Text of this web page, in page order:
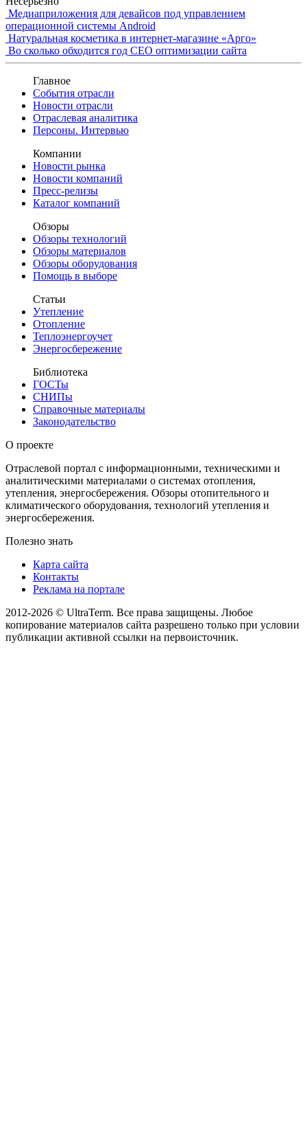
Медиаприложения для девайсов под управлением
операционной системы Android
Натуральная косметика в интернет-магазине «Арго»
Во сколько обходится год СЕО оптимизации сайта
Главное
События отрасли
Новости отрасли
Отраслевая аналитика
Персоны. Интервью
Компании
Новости рынка
Новости компаний
Пресс-релизы
Каталог компаний
Обзоры
Обзоры технологий
Обзоры материалов
Обзоры оборудования
Помощь в выборе
Статьи
Утепление
Отопление
Теплоэнергоучет
Энергосбережение
Библиотека
ГОСТы
СНИПы
Справочные материалы
Законодательство
О проекте
Отраслевой портал с информационными, техническими и
аналитическими материалами о системах отопления,
утепления, энергосбережения. Обзоры отопительного и
климатического оборудования, технологий утепления и
энергосбережения.
Полезно знать
Карта сайта
Контакты
Реклама на портале
2012-2026 © UltraTerm. Все права защищены. Любое
копирование материалов сайта разрешено только при условии
публикации активной ссылки на первоисточник.